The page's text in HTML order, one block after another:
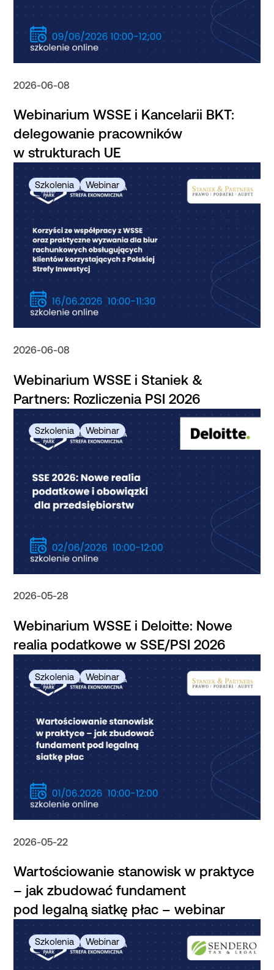
2026-06-08
Webinarium WSSE i Kancelarii BKT:
delegowanie pracowników
w strukturach UE
2026-06-08
Webinarium WSSE i Staniek &
Partners: Rozliczenia PSI 2026
2026-05-28
Webinarium WSSE i Deloitte: Nowe
realia podatkowe w SSE/PSI 2026
2026-05-22
Wartościowanie stanowisk w praktyce
– jak zbudować fundament
pod legalną siatkę płac – webinar